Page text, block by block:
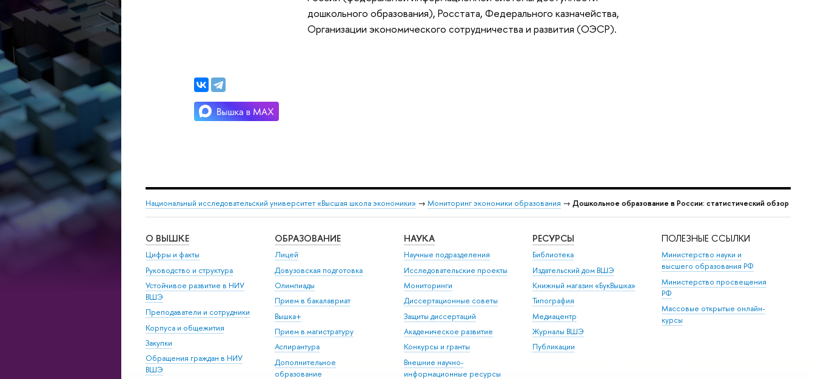
дошкольного образования), Росстата, Федерального казначейства,
Организации экономического сотрудничества и развития (ОЭСР).
Национальный исследовательский университет «Высшая школа экономики» → Мониторинг экономики образования → Дошкольное образование в России: статистический обзор
О ВЫШКЕ
Цифры и факты
Руководство и структура
Устойчивое развитие в НИУ
ВШЭ
Преподаватели и сотрудники
Корпуса и общежития
Закупки
Обращения граждан в НИУ
ВШЭ
ОБРАЗОВАНИЕ
Лицей
Довузовская подготовка
Олимпиады
Прием в бакалавриат
Вышка+
Прием в магистратуру
Аспирантура
Дополнительное
образование
НАУКА
Научные подразделения
Исследовательские проекты
Мониторинги
Диссертационные советы
Защиты диссертаций
Академическое развитие
Конкурсы и гранты
Внешние научно-
информационные ресурсы
РЕСУРСЫ
Библиотека
Издательский дом ВШЭ
Книжный магазин «БукВышка»
Типография
Медиацентр
Журналы ВШЭ
Публикации
ПОЛЕЗНЫЕ ССЫЛКИ
Министерство науки и
высшего образования РФ
Министерство просвещения
РФ
Массовые открытые онлайн-
курсы